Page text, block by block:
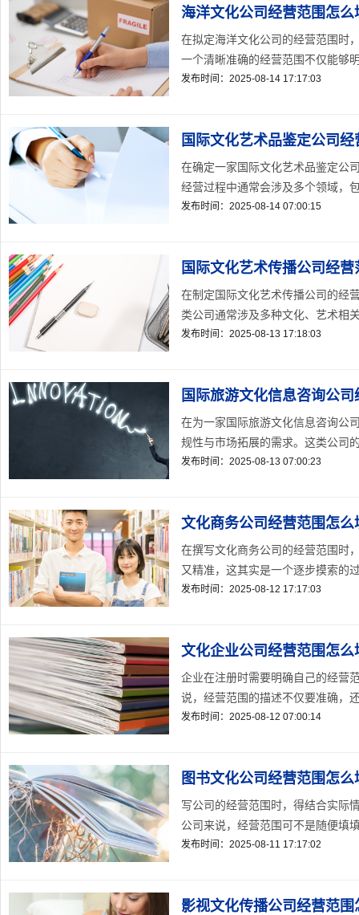
海洋文化公司经营范围怎
在拟定海洋文化公司的经营范围时
一个清晰准确的经营范围不仅能够
发布时间：2025-08-14 17:17:03
国际文化艺术品鉴定公司
在确定一家国际文化艺术品鉴定公
经营过程中通常会涉及多个领域，
发布时间：2025-08-14 07:00:15
国际文化艺术传播公司经
在制定国际文化艺术传播公司的经
类公司通常涉及多种文化、艺术相
发布时间：2025-08-13 17:18:03
国际旅游文化信息咨询公
在为一家国际旅游文化信息咨询公
规性与市场拓展的需求。这类公司
发布时间：2025-08-13 07:00:23
文化商务公司经营范围怎
在撰写文化商务公司的经营范围时
又精准，这其实是一个逐步摸索的
发布时间：2025-08-12 17:17:03
文化企业公司经营范围怎
企业在注册时需要明确自己的经营
说，经营范围的描述不仅要准确，
发布时间：2025-08-12 07:00:14
图书文化公司经营范围怎
写公司的经营范围时，得结合实际
公司来说，经营范围可不是随便填
发布时间：2025-08-11 17:17:02
影视文化传播公司经营范